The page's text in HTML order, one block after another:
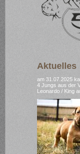
Aktuelles
am 31.07.2025
4 Jungs aus der
Leonardo / King